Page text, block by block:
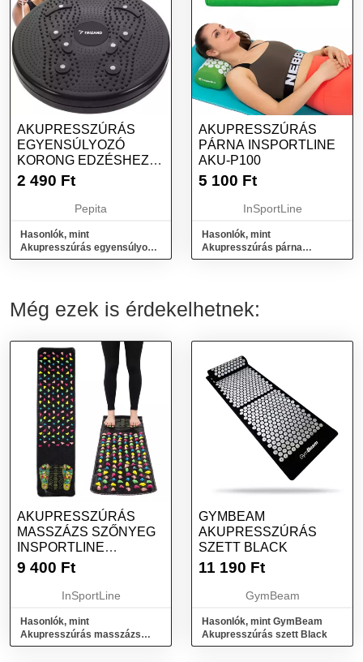
AKUPRESSZÚRÁS
EGYENSÚLYOZÓ
KORONG EDZÉSHEZ -
FEKETE
2 490 Ft
Pepita
Hasonlók, mint
Akupresszúrás egyensúlyozó
korong edzéshez - fekete
AKUPRESSZÚRÁS
PÁRNA INSPORTLINE
AKU-P100
5 100 Ft
InSportLine
Hasonlók, mint
Akupresszúrás párna
inSPORTline AKU-P100
Még ezek is érdekelhetnek:
AKUPRESSZÚRÁS
MASSZÁZS SZŐNYEG
INSPORTLINE
MARMORA 138X34 CM
9 400 Ft
InSportLine
Hasonlók, mint
Akupresszúrás masszázs
szőnyeg inSPORTline
GYMBEAM
AKUPRESSZÚRÁS
SZETT BLACK
11 190 Ft
GymBeam
Hasonlók, mint GymBeam
Akupresszúrás szett Black